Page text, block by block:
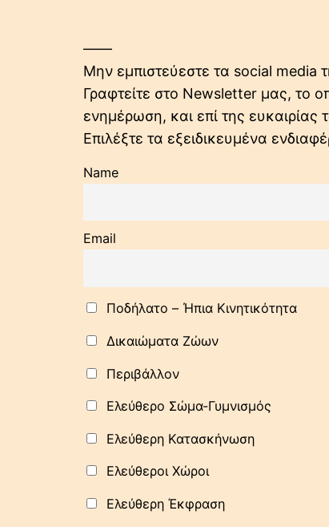
——
Μην εμπιστεύεστε τα social media
Γραφτείτε στο Newsletter μας, το
ενημέρωση, και επί της
Επιλέξτε τα εξειδικευμένα
Name
Email
Ποδήλατo – Ήπια Κινητικότητα
Δικαιώματα Ζώων
Περιβάλλον
Ελεύθερο Σώμα-Γυμνισμός
Ελεύθερη Κατασκήνωση
Ελεύθεροι Χώροι
Ελεύθερη Έκφραση